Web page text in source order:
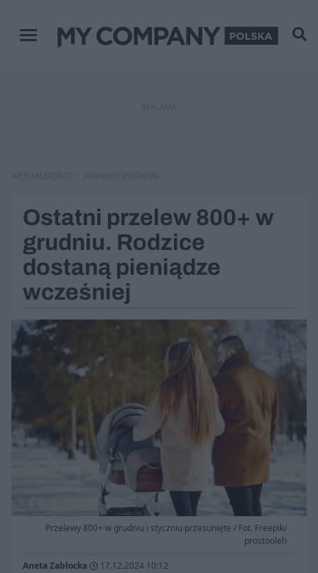
Menu główne
Ostatni przelew 800+ w
grudniu. Rodzice
dostaną pieniądze
wcześniej
Przelewy 800+ w grudniu i styczniu przesunięte / Fot. Freepik/
prostooleh
Aneta Zabłocka 17.12.2024 10:12